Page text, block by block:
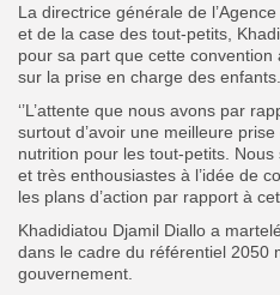
La directrice générale de
et de la case des tout-petits,
pour sa part que cette
sur la prise en charge des enfants.
‘’L’attente que nous avons par
surtout d’avoir une meilleure
nutrition pour les tout-petits.
et très enthousiastes à l’idée de
les plans d’action par rapport à
Khadidiatou Djamil Diallo a
dans le cadre du référentiel 2050
gouvernement.